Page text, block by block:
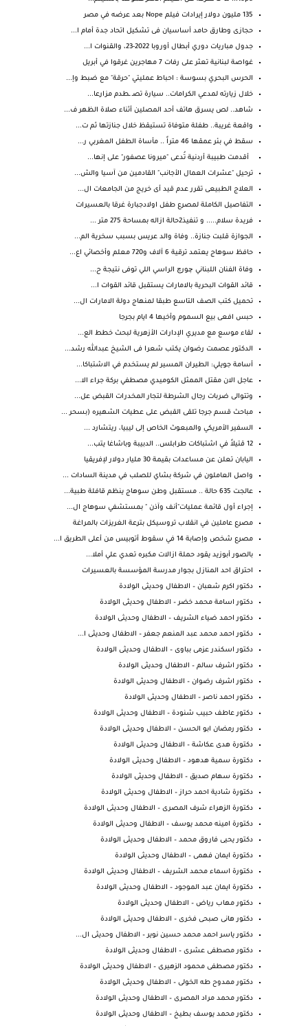
135 مليون دولار إيرادات فيلم Nope بعد عرضه في مصر
حجازى وطارق حامد أساسيان فى تشكيل اتحاد جدة أمام ا...
جدول مباريات دوري أبطال أوروبا 2022-23، والقنوات ا...
غواصة لبنانية تعثر على رفات 7 مهاجرين غرقوا في أبريل
الحرس البحري بسوسة : احباط عمليتي "حرقة" مع ضبط وإ...
خلال زيارته لمدعي الكرامات.. سيارة تصـ ـطدم مزارعا...
شاهد.. لص يسرق هاتف أحد المصلين أثناء صلاة الظهر ف...
واقعة غريبة.. طفلة متوفاة تستيقظ خلال جنازتها ثم ت...
سقط في بئر عمقها 46 متراً .. مأساة الطفل المغربي ر...
أقدمت طبيبة أردنية تُدعى "ميرونا عصفور" على إنها...
ترحيل "عشرات العمال الأجانب" القادمين من آسيا والش...
العلاج الطبيعى تقرر عدم قيد أى خريج من الجامعات ال...
التفاصيل الكاملة لمصرع طفل اولادجبارة غرقا بالعسيرات
فريدة سلام..... و تنفيذ2حالة ازاله بمساحة 275 متر ...
الجوازة قلبت جنازة.. وفاة والد عريس بسبب سخرية الم...
حافظ سوهاج يعتمد ترقية 6 آلاف و720 معلم وأخصائي اع...
وفاة الفنان اللبناني چورچ الراسي اللي توفى نتيجة ح...
قائد القوات البحرية بالامارات يستقبل قائد القوات ا...
تحميل كتب الصف التاسع طبقا لمنهاج دولة الامارات ال...
حبس افعى بيع السموم وأخيها 4 ايام بجرجا
لقاء موسع مع مديري الإدارات الأزهرية لبحث خطط الع...
الدكتور عصمت رضوان يكتب شعرا فى الشيخ عبدالله رشد...
أسامة جويلي: الطيران المسير لم يستخدم في الاشتباكا...
عاجل الان مقتل الممثل الكوميدي مصطفي بركة جراء الا...
وتتوالى ضربات رجال الشرطة لتجار المخدرات القبض عل...
مباحث قسم جرجا تلقى القبض على عطيات الشهيره (بسحر ...
السفير الأمريكي والمبعوث الخاص إلى ليبيا، ريتشارد ...
12 قتيلاً في اشتباكات طرابلس.. الدبيبة وباشاغا يتب...
اليابان تعلن عن مساعدات بقيمة 30 مليار دولار لإفريقيا
واصل العاملون في شركة بشاي للصلب في مدينة السادات ...
عالجت 635 حالة .. مستقبل وطن سوهاج ينظم قافلة طبية...
إجراء أول قائمة عمليات"أنف وآذن " بمستشفي سوهاج ال...
مصرع عاملين في انقلاب تروسيكل بترعة الغريزات بالمراغة
مصرع شخص وإصابة 14 في سقوط أتوبيس من أعلى الطريق ا...
بالصور أبوزيد يقود حملة ازالات مكبره تعدي علي أملا...
احتراق احد المنازل بجوار مدرسة المؤسسة بالعسيرات
دكتور اكرم شعبان – الاطفال وحديثى الولادة
دكتور اسامة محمد خضر – الاطفال وحديثى الولادة
دكتور احمد ضياء الشريف – الاطفال وحديثى الولادة
دكتور احمد محمد عبد المنعم جعفر – الاطفال وحديثى ا...
دكتور اسكندر عزمى بباوى – الاطفال وحديثى الولادة
دكتور اشرف سالم – الاطفال وحديثى الولادة
دكتور اشرف رضوان – الاطفال وحديثى الولادة
دكتور احمد ناصر – الاطفال وحديثى الولادة
دكتور عاطف حبيب شنودة – الاطفال وحديثى الولادة
دكتور رمضان ابو الحسن – الاطفال وحديثى الولادة
دكتورة هدى عكاشة – الاطفال وحديثى الولادة
دكتورة سمية هدهود – الاطفال وحديثى الولادة
دكتورة سهام صديق – الاطفال وحديثى الولادة
دكتورة شادية احمد حراز – الاطفال وحديثى الولادة
دكتورة الزهراء شرف المصرى – الاطفال وحديثى الولادة
دكتورة امينه محمد يوسف – الاطفال وحديثى الولادة
دكتور يحيى فاروق محمد – الاطفال وحديثى الولادة
دكتورة ايمان فهمى – الاطفال وحديثى الولادة
دكتورة اسماء محمد الشريف – الاطفال وحديثى الولادة
دكتورة ايمان عبد الموجود – الاطفال وحديثى الولادة
دكتور مهاب رياض – الاطفال وحديثى الولادة
دكتور هانى صبحى فخرى – الاطفال وحديثى الولادة
دكتور ياسر احمد محمد حسين نوير – الاطفال وحديثى ال...
دكتور مصطفى عشرى – الاطفال وحديثى الولادة
دكتور مصطفى محمود الزهيرى – الاطفال وحديثى الولادة
دكتور ممدوح طه الخولى – الاطفال وحديثى الولادة
دكتور محمد مراد المصرى – الاطفال وحديثى الولادة
دكتور محمد يوسف بطيخ – الاطفال وحديثى الولادة